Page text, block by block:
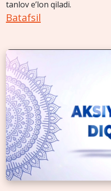
tanlov e’lon qiladi.
Batafsil